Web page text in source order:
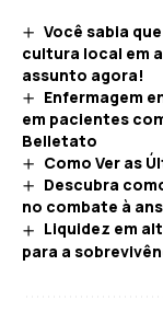
Você sabia
cultura local em
assunto agora!
Enfermagem
em pacientes
Belletato
Como Ver as
Descubra
no combate à
Liquidez em
para a